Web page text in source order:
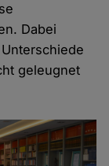
Dabei
geleugnet